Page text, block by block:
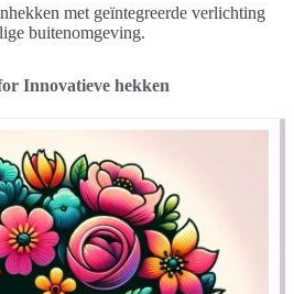
met geïntegreerde verlichting
buitenomgeving.
Innovatieve hekken